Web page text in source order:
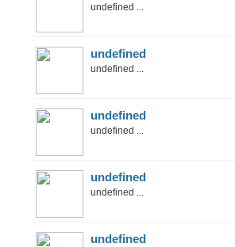
undefined ...
undefined
undefined ...
undefined
undefined ...
undefined
undefined ...
undefined